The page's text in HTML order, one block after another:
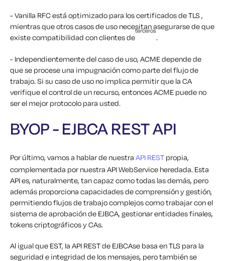
- Vanilla RFC está optimizado para los certificados de TLS ,
mientras que otros casos de uso necesitan asegurarse de que
existe compatibilidad con clientes de
terceros
.
- Independientemente del caso de uso, ACME depende de
que se procese una impugnación como parte del flujo de
trabajo. Si su caso de uso no implica permitir que la CA
verifique el control de un recurso, entonces ACME puede no
ser el mejor protocolo para usted.
BYOP - EJBCA REST API
Por último, vamos a hablar de nuestra API REST propia,
complementada por nuestra API WebService heredada. Esta
API es, naturalmente, tan capaz como todas las demás, pero
además proporciona capacidades de comprensión y gestión,
permitiendo flujos de trabajo complejos como trabajar con el
sistema de aprobación de EJBCA, gestionar entidades finales,
tokens criptográficos y CAs.
Al igual que EST, la API REST de EJBCAse basa en TLS para la
seguridad e integridad de los mensajes, pero también se